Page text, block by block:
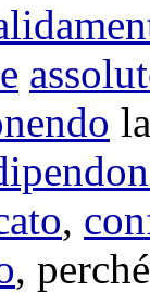
,
,